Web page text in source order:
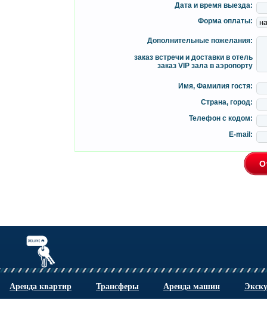
Дата и время выезда:
Форма оплаты:
Дополнительные пожелания:
заказ встречи и доставки в отель
заказ VIP зала в аэропорту
Имя, Фамилия гостя:
Страна, город:
Телефон с кодом:
E-mail:
Аренда квартир Трансферы Аренда машин